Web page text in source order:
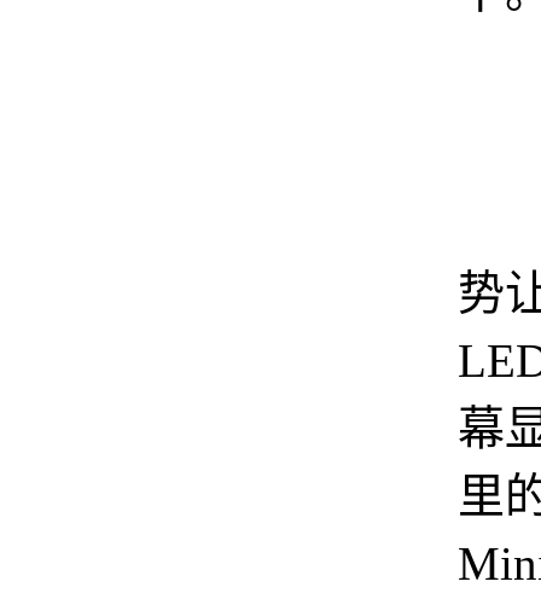
势
幕
里